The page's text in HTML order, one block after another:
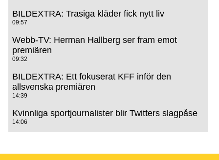
BILDEXTRA: Trasiga kläder fick nytt liv
09:57
Webb-TV: Herman Hallberg ser fram emot
premiären
09:32
BILDEXTRA: Ett fokuserat KFF inför den
allsvenska premiären
14:39
Kvinnliga sportjournalister blir Twitters slagpåse
14:06